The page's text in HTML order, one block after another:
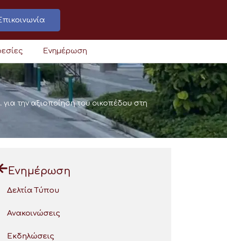
Ενημέρωση
την αξιοποίηση του οικοπέδου στη
Ενημέρωση
Δελτία Τύπου
Ανακοινώσεις
Εκδηλώσεις